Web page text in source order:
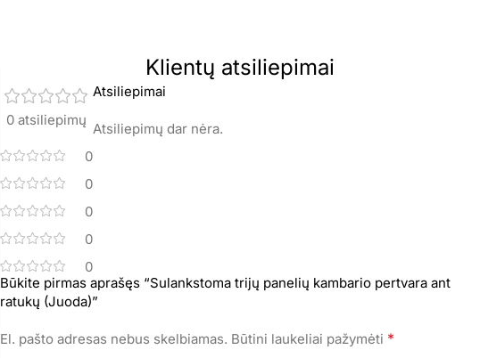
Klientų atsiliepimai
0 atsiliepimų
0
0
0
0
0
Atsiliepimai
Atsiliepimų dar nėra.
Būkite pirmas aprašęs “Sulankstoma trijų panelių kambario pertvara ant
ratukų (Juoda)”
El. pašto adresas nebus skelbiamas. Būtini laukeliai pažymėti *